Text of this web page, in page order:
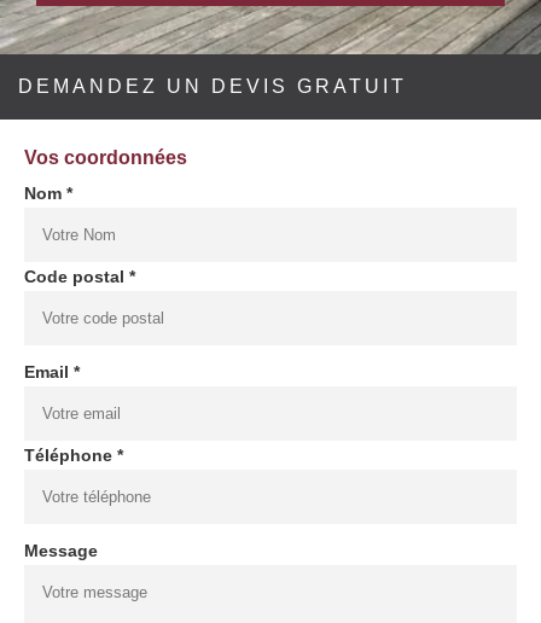
DEMANDEZ UN DEVIS GRATUIT
Vos coordonnées
Nom *
Code postal *
Email *
Téléphone *
Message